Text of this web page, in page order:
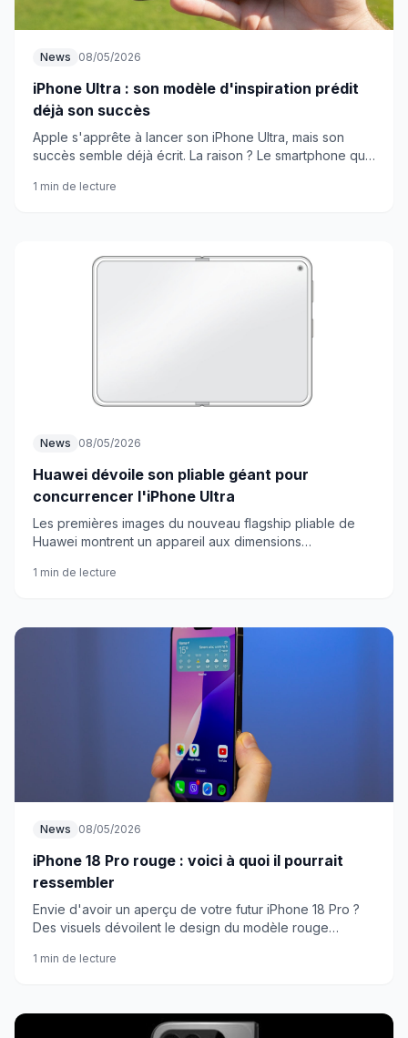
News 08/05/2026
iPhone Ultra : son modèle d'inspiration prédit
déjà son succès
Apple s'apprête à lancer son iPhone Ultra, mais son
succès semble déjà écrit. La raison ? Le smartphone qui
1 min de lecture
News 08/05/2026
Huawei dévoile son pliable géant pour
concurrencer l'iPhone Ultra
Les premières images du nouveau flagship pliable de
Huawei montrent un appareil aux dimensions
1 min de lecture
News 08/05/2026
iPhone 18 Pro rouge : voici à quoi il pourrait
ressembler
Envie d'avoir un aperçu de votre futur iPhone 18 Pro ?
Des visuels dévoilent le design du modèle rouge
1 min de lecture